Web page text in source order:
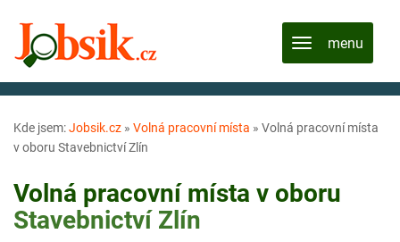
Kde jsem:Jobsik.cz » Volná pracovní místa » Volná pracovní místa
v oboru Stavebnictví Zlín
Volná pracovní místa v oboru
Stavebnictví Zlín